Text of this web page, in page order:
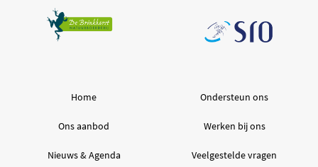
Home
Ons aanbod
Nieuws & Agenda
Ondersteun ons
Werken bij ons
Veelgestelde vragen